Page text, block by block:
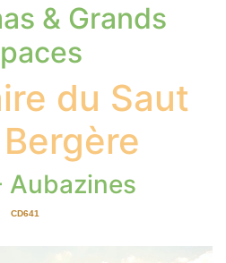
& Grands
du Saut
Aubazines
CD641